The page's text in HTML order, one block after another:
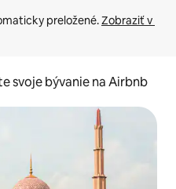
preložené. Zobraziť v
svoje bývanie na Airbnb